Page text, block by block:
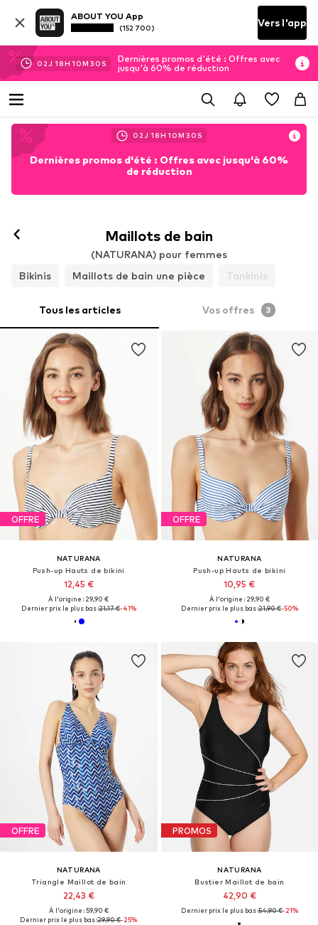
ABOUT YOU App
(152 700) Vers l'app
02J 18H 10M 29 S
Dernières promos d'été : Offres avec
jusqu'à 60% de réduction
02J 18H 10M 29 S
Dernières promos d'été : Offres avec jusqu'à 60%
de réduction
Maillots de bain
(NATURANA) pour femmes
Bikinis
Maillots de bain une pièce Tankinis
Tous les articles Vos offres 3
OFFRE
NATURANA
Push-up Hauts de bikini
12,45 €
À l'origine : 29,90 €
Dernier prix le plus bas :21,17 €-41%
OFFRE
NATURANA
Push-up Hauts de bikini
10,95 €
À l'origine : 29,90 €
Dernier prix le plus bas :21,90 €-50%
OFFRE
NATURANA
Triangle Maillot de bain
22,43 €
À l'origine : 59,90 €
Dernier prix le plus bas :29,90 €-25%
PROMOS
NATURANA
Bustier Maillot de bain
42,90 €
Dernier prix le plus bas :54,90 €-21%